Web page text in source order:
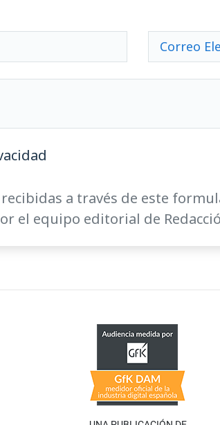
a través de este
el equipo editorial de